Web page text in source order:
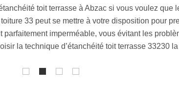
aux
dans ce sens.
en la
La pose d’étanchéité bitume est
membrane bitumeuse pour
d’appliquer du bitume à chaud